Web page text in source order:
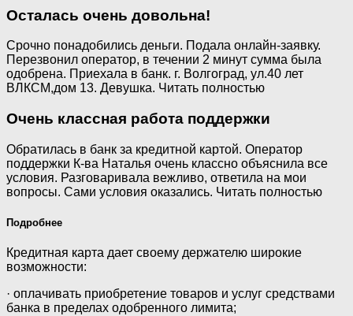
Осталась очень довольна!
Срочно понадобились деньги. Подала онлайн-заявку.
Перезвонил оператор, в течении 2 минут сумма была
одобрена. Приехала в банк. г. Волгоград, ул.40 лет
ВЛКСМ,дом 13. Девушка. Читать полностью
Очень классная работа поддержки
Обратилась в банк за кредитной картой. Оператор
поддержки К-ва Наталья очень классно объяснила все
условия. Разговаривала вежливо, ответила на мои
вопросы. Сами условия оказались. Читать полностью
Подробнее
Кредитная карта дает своему держателю широкие
возможности:
· оплачивать приобретение товаров и услуг средствами
банка в пределах одобренного лимита;